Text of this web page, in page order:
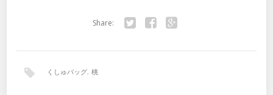
Share:
くしゅバッグ, 桃